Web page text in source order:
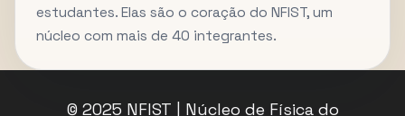
estudantes. Elas são o coração do NFIST, um
núcleo com mais de 40 integrantes.
© 2025 NFIST | Núcleo de Física do